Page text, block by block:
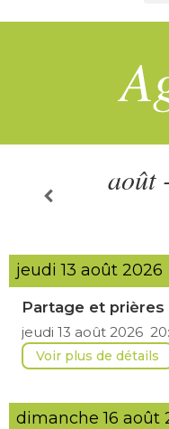
août
jeudi 13 août 2026
Partage et prières
jeudi 13 août 2026
Voir plus de détails
dimanche 16 août